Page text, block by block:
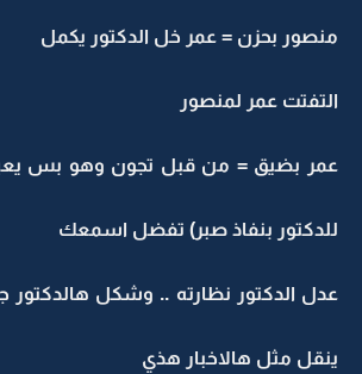
منصور بحزن = عمر خل الدكتور يكمل
التفتت عمر لمنصور
عمر بضيق = من قبل تجون وهو بس يعيد
للدكتور بنفاذ صبر) تفضل اسمعك
عدل الدكتور نظارته .. وشكل هالدكتور
ينقل مثل هالاخبار هذي